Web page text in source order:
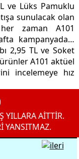
ve Lüks Pamuklu
sunulacak olan
zaman A101
kampanyada…
2,95 TL ve Soket
ürünler A101 aktüel
incelemeye hız
YILLARA AİTTİR.
YANSITMAZ.